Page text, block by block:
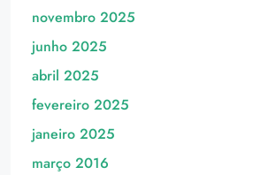
novembro 2025
junho 2025
abril 2025
fevereiro 2025
janeiro 2025
março 2016